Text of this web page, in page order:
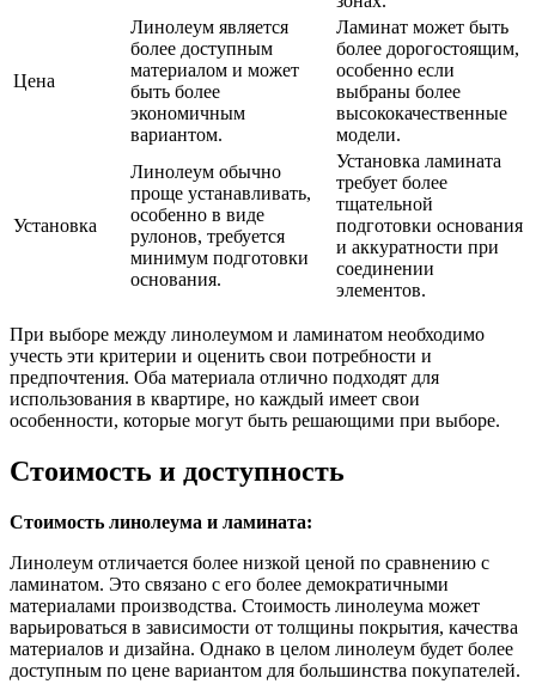
Цена
Линолеум является
более доступным
материалом и может
быть более
экономичным
вариантом.
Ламинат может быть
более дорогостоящим,
особенно если
выбраны более
высококачественные
модели.
Установка
Линолеум обычно
проще устанавливать,
особенно в виде
рулонов, требуется
минимум подготовки
основания.
Установка ламината
требует более
тщательной
подготовки основания
и аккуратности при
соединении
элементов.
При выборе между линолеумом и ламинатом необходимо
учесть эти критерии и оценить свои потребности и
предпочтения. Оба материала отлично подходят для
использования в квартире, но каждый имеет свои
особенности, которые могут быть решающими при выборе.
Стоимость и доступность
Стоимость линолеума и ламината:
Линолеум отличается более низкой ценой по сравнению с
ламинатом. Это связано с его более демократичными
материалами производства. Стоимость линолеума может
варьироваться в зависимости от толщины покрытия, качества
материалов и дизайна. Однако в целом линолеум будет более
доступным по цене вариантом для большинства покупателей.